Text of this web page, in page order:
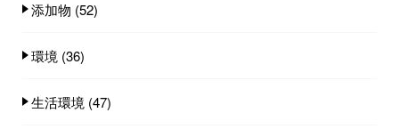
添加物 (52)
環境 (36)
生活環境 (47)